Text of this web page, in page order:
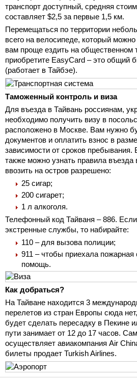
транспорт доступный, средняя
составляет $2,5 за первые 1,5 км.
Перемещаться по территории
всего на велосипеде, который
вам проще ездить на общественном
приобретите EasyCard – это общий
(работает в Тайбэе).
Таможенный контроль и виза
Для въезда в Тайвань россиянам,
необходимо получить визу в
расположено в Москве. Вам нужно
документов и оплатить взнос в
зависимости от сроков пребывания.
также можно узнать правила въезда
ввозить на остров разрешено:
25 сигар;
200 сигарет;
1 л алкоголя.
Телефонный код Тайваня – 886.
экстренные службы, то набирайте:
110 – для вызова полиции;
911 – чтобы приехала пожарная
помощь.
Как добраться?
На Тайване находится 3
перелетов из стран Европы сюда
будет сделать пересадку в Пекине
пути занимает от 12 до 17 часов.
осуществляет авиакомпания Air
билеты продает Turkish Airlines.